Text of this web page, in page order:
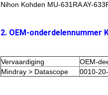
Nihon Kohden MU-631RA AY-
2. OEM-onderdelennummer
Vervaardiging
OEM-
Mindray > Datascope
0010-